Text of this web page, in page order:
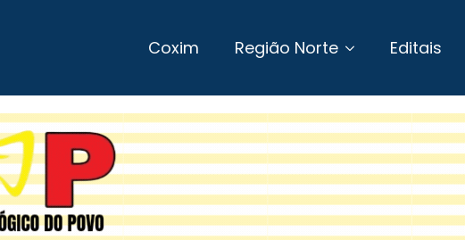
Coxim Região Norte Editais